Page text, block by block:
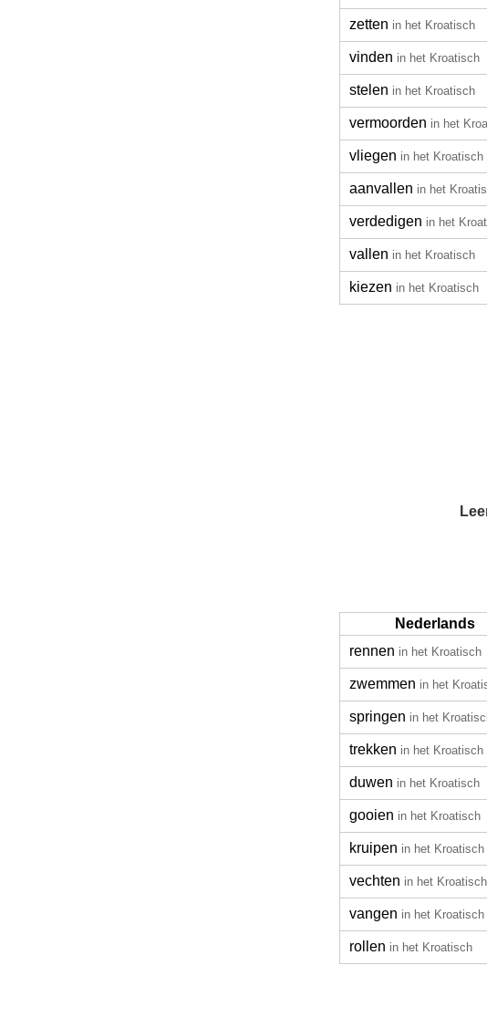
zetten in het Kroatisch
vinden in het Kroatisch
stelen in het Kroatisch
vermoorden in het
vliegen in het Kroatisch
aanvallen in het
verdedigen in het
vallen in het Kroatisch
kiezen in het Kroatisch
Nederlands
rennen in het Kroatisch
zwemmen in het
springen in het
trekken in het Kroatisch
duwen in het Kroatisch
gooien in het Kroatisch
kruipen in het Kroatisch
vechten in het Kroatisch
vangen in het Kroatisch
rollen in het Kroatisch